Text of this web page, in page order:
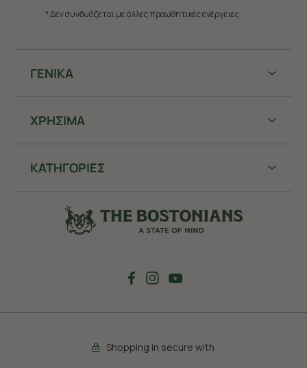
ΓΕΝΙΚΑ
ΧΡHΣΙΜΑ
ΚΑΤΗΓΟΡΙΕΣ
* Δεν συνδυάζεται με άλλες προωθητικές ενέργειες.
Shopping in secure with